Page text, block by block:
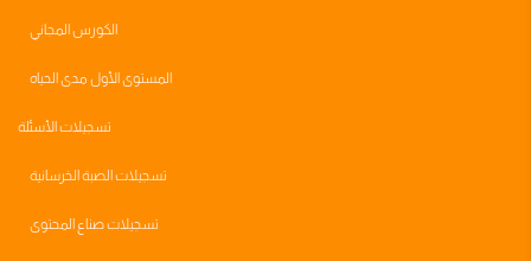
الكورس المجاني
المستوى الأول مدى الحياه
تسجيلات الأسئلة
تسجيلات الصبة الخرسانية
تسجيلات صناع المحتوى